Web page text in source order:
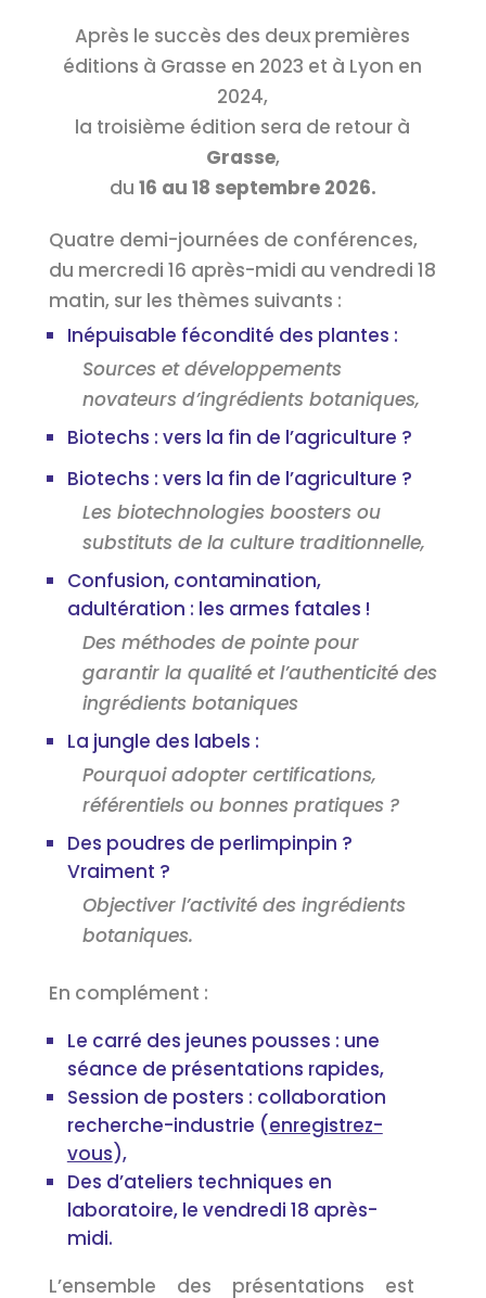
Après le succès des deux premières
éditions à Grasse en 2023 et à Lyon en
2024,
la troisième édition sera de retour à
Grasse,
du 16 au 18 septembre 2026.
Quatre demi-journées de conférences,
du mercredi 16 après-midi au vendredi 18
matin, sur les thèmes suivants :
Inépuisable fécondité des plantes :
Sources et développements
novateurs d’ingrédients botaniques,
Biotechs : vers la fin de l’agriculture ?
Biotechs : vers la fin de l’agriculture ?
Les biotechnologies boosters ou
substituts de la culture traditionnelle,
Confusion, contamination,
adultération : les armes fatales !
Des méthodes de pointe pour
garantir la qualité et l’authenticité des
ingrédients botaniques
La jungle des labels :
Pourquoi adopter certifications,
référentiels ou bonnes pratiques ?
Des poudres de perlimpinpin ?
Vraiment ?
Objectiver l’activité des ingrédients
botaniques.
En complément :
Le carré des jeunes pousses : une
séance de présentations rapides,
Session de posters : collaboration
recherche-industrie (enregistrez-
vous),
Des d’ateliers techniques en
laboratoire, le vendredi 18 après-
midi.
L’ensemble des présentations est